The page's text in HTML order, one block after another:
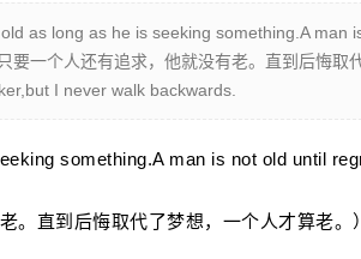
as long as he is seeking something.A man
一个人还有追求，他就没有老。直到后悔取
I never walk backwards.
something.A man is not old until
直到后悔取代了梦想，一个人才算老。）